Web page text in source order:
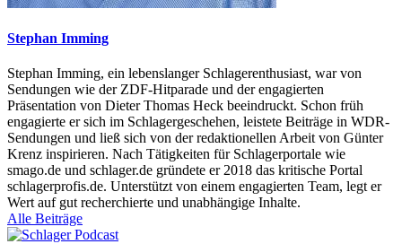
Stephan Imming
Stephan Imming, ein lebenslanger Schlagerenthusiast, war von
Sendungen wie der ZDF-Hitparade und der engagierten
Präsentation von Dieter Thomas Heck beeindruckt. Schon früh
engagierte er sich im Schlagergeschehen, leistete Beiträge in WDR-
Sendungen und ließ sich von der redaktionellen Arbeit von Günter
Krenz inspirieren. Nach Tätigkeiten für Schlagerportale wie
smago.de und schlager.de gründete er 2018 das kritische Portal
schlagerprofis.de. Unterstützt von einem engagierten Team, legt er
Wert auf gut recherchierte und unabhängige Inhalte.
Alle Beiträge